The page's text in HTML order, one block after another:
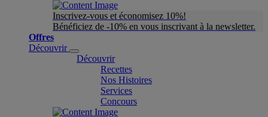
Inscrivez-vous et économisez 10%!
Bénéficiez de -10% en vous inscrivant à la newsletter.
Offres
Découvrir
Découvrir
Recettes
Nos Histoires
Services
Concours